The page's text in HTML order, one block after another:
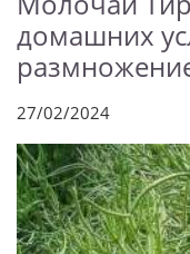
домашних
27/02/2024